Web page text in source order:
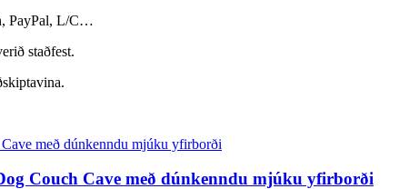
PayPal, L/C…
staðfest.
Couch Cave með dúnkenndu mjúku yfirborði